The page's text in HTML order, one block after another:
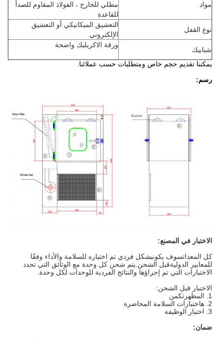
مواد
مطلي للخارج ، الفولاذ المقاوم للصدأ
للقاعدة
نوع القفل
التعشيق الميكانيكي أو التعشيق
الإلكتروني
شبابيك
ورقة الاكريليك واضحة
يمكننا تقديم حجم خاص ومتطلبات حسب عملائنا.
رسم:
الاختبار في المصنع:
كل المعداتسوف يكونبشكل فردي تم اختباره للسلامة والأداء وفقًا
للمعايير الدوليةقبل الشحن .يتم شحن كل وحدة مع الوثائق التي تحدد
الاختبارات التي تم إجراؤها والنتائج الفردية للوحدات لكل وحدة.
الاختبار قبل الشحن:
1. المظهر
تكمن
2. ه
اختبارات السلامة المحاضرة
3. اختبار الوظيفة
ضمان: